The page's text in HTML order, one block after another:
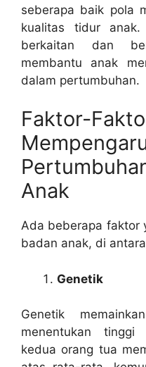
seberapa baik pola
kualitas tidur
berkaitan dan
membantu anak
dalam pertumbuhan.
Faktor-
Anak
Ada beberapa faktor
badan anak, di
Genetik
Genetik
menentukan
kedua orang tua